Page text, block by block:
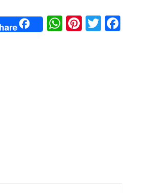
Fa
T
Pi
W
ha